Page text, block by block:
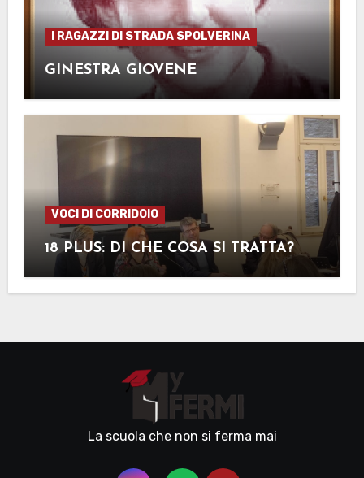
I RAGAZZI DI STRADA SPOLVERINA
GINESTRA GIOVENE
VOCI DI CORRIDOIO
18 PLUS: DI CHE COSA SI TRATTA?
La scuola che non si ferma mai